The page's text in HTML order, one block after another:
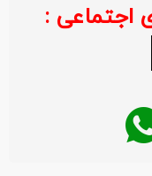
اجتماعی :